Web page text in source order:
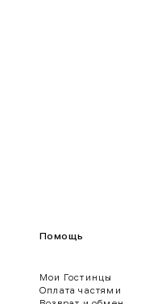
Помощь
Мои Гостинцы
Оплата частями